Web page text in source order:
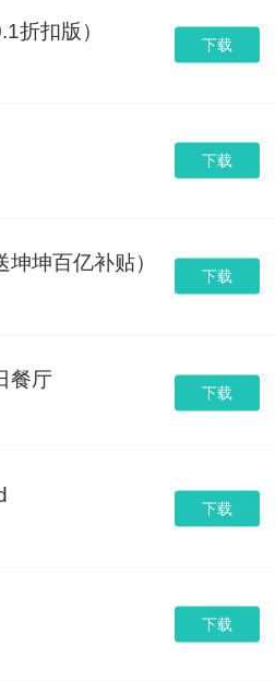
下载
折扣版）
下载
下载
坤百亿补贴）
下载
餐厅
下载
下载